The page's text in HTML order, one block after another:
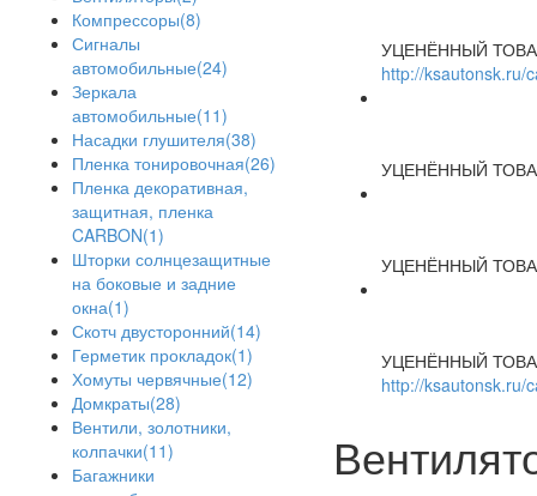
Компрессоры(8)
Сигналы
автомобильные(24)
Зеркала
автомобильные(11)
Насадки глушителя(38)
Пленка тонировочная(26)
Пленка декоративная,
защитная, пленка
CARBON(1)
Шторки солнцезащитные
на боковые и задние
окна(1)
Скотч двусторонний(14)
Герметик прокладок(1)
Хомуты червячные(12)
Домкраты(28)
Вентили, золотники,
колпачки(11)
Багажники
УЦЕНЁННЫЙ
http://ksautonsk.ru/
УЦЕНЁННЫЙ
УЦЕНЁННЫЙ
УЦЕНЁННЫЙ
http://ksautonsk.ru/